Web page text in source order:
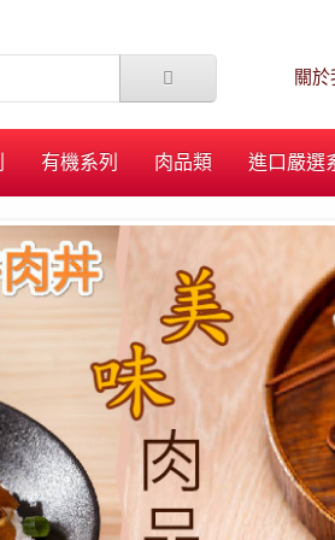
關於
有機系列 肉品類 進口嚴選